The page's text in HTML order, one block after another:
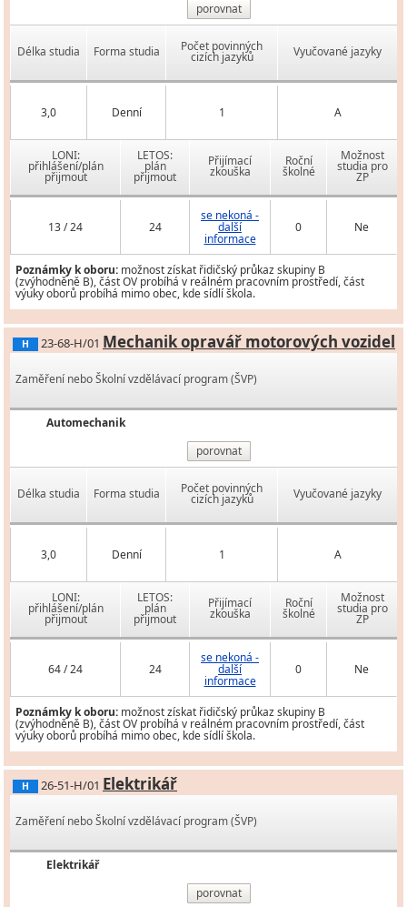
porovnat
Délka studia Forma studia Počet povinných
cizích jazyků Vyučované jazyky
3,0 Denní 1 A
LONI:
přihlášení/plán
přijmout
LETOS:
plán
přijmout
Přijímací
zkouška
Roční
školné
Možnost
studia pro
ZP
13 / 24 24
se nekoná -
další
informace
0 Ne
Poznámky k oboru: možnost získat řidičský průkaz skupiny B
(zvýhodněně B), část OV probíhá v reálném pracovním prostředí, část
výuky oborů probíhá mimo obec, kde sídlí škola.
H 23-68-H/01 Mechanik opravář motorových vozidel
Zaměření nebo Školní vzdělávací program (ŠVP)
Automechanik
porovnat
Délka studia Forma studia Počet povinných
cizích jazyků Vyučované jazyky
3,0 Denní 1 A
LONI:
přihlášení/plán
přijmout
LETOS:
plán
přijmout
Přijímací
zkouška
Roční
školné
Možnost
studia pro
ZP
64 / 24 24
se nekoná -
další
informace
0 Ne
Poznámky k oboru: možnost získat řidičský průkaz skupiny B
(zvýhodněně B), část OV probíhá v reálném pracovním prostředí, část
výuky oborů probíhá mimo obec, kde sídlí škola.
H 26-51-H/01 Elektrikář
Zaměření nebo Školní vzdělávací program (ŠVP)
Elektrikář
porovnat